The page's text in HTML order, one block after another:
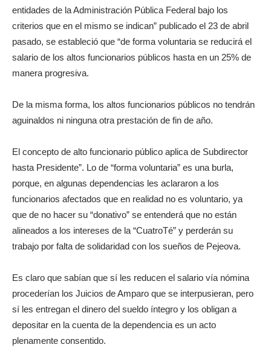
entidades de la Administración Pública Federal bajo los
criterios que en el mismo se indican” publicado el 23 de abril
pasado, se estableció que “de forma voluntaria se reducirá el
salario de los altos funcionarios públicos hasta en un 25% de
manera progresiva.
De la misma forma, los altos funcionarios públicos no tendrán
aguinaldos ni ninguna otra prestación de fin de año.
El concepto de alto funcionario público aplica de Subdirector
hasta Presidente”. Lo de “forma voluntaria” es una burla,
porque, en algunas dependencias les aclararon a los
funcionarios afectados que en realidad no es voluntario, ya
que de no hacer su “donativo” se entenderá que no están
alineados a los intereses de la “CuatroTé” y perderán su
trabajo por falta de solidaridad con los sueños de Pejeova.
Es claro que sabían que sí les reducen el salario vía nómina
procederían los Juicios de Amparo que se interpusieran, pero
sí les entregan el dinero del sueldo íntegro y los obligan a
depositar en la cuenta de la dependencia es un acto
plenamente consentido.